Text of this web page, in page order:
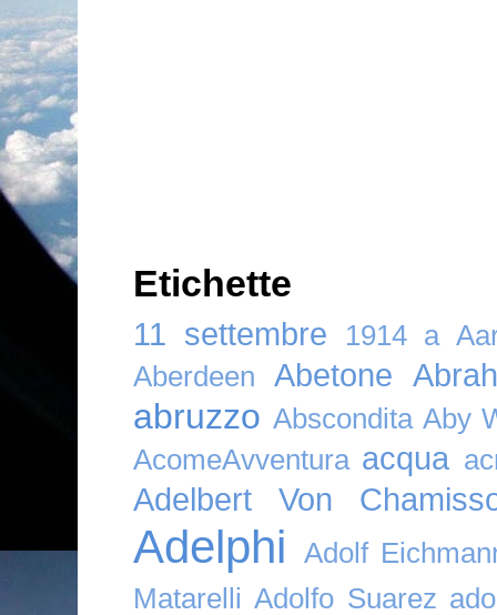
Etichette
11 settembre 1914 a
Aberdeen
Abetone
abruzzo Abscondita Aby
AcomeAvventura acqua
Adelbert Von
Adelphi
Adolf
Matarelli Adolfo Suarez